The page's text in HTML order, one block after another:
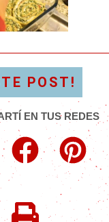
POST!
EN TUS REDES